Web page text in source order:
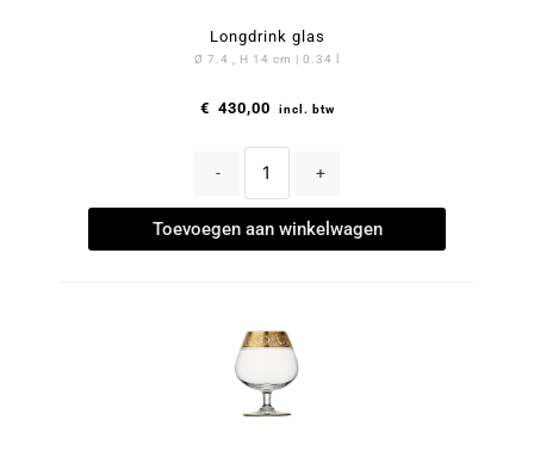
Longdrink glas
Ø 7.4 , H 14 cm | 0.34 l
€ 430,00 incl. btw
- +
Toevoegen aan winkelwagen